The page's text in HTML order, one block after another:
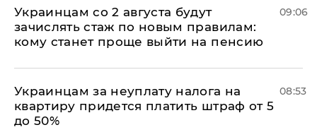
Украинцам со 2 августа будут
зачислять стаж по новым правилам:
кому станет проще выйти на пенсию
09:06
Украинцам за неуплату налога на
квартиру придется платить штраф от 5
до 50%
08:53